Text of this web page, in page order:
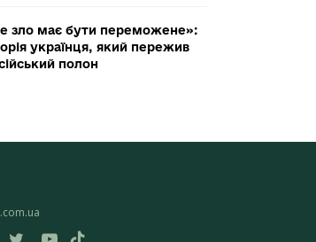
зло має бути переможене»:
українця, який пережив
полон